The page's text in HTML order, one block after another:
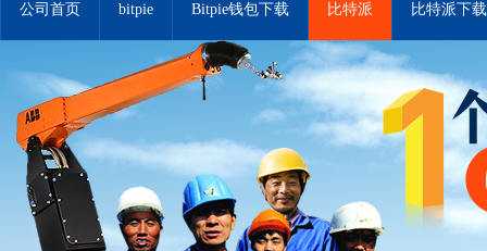
公司首页 bitpie Bitpie钱包下载 比特派 比特派下载